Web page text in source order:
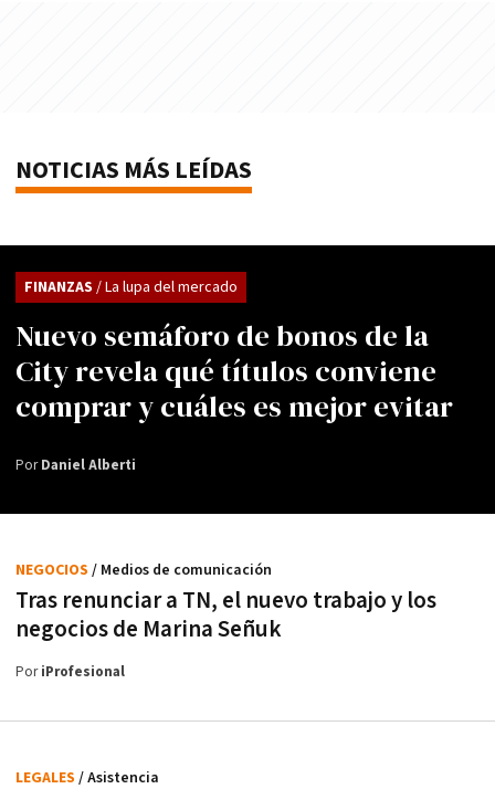
NOTICIAS MÁS LEÍDAS
Nuevo semáforo de bonos de la
City revela qué títulos conviene
comprar y cuáles es mejor evitar
FINANZAS / La lupa del mercado
PorDaniel Alberti
Tras renunciar a TN, el nuevo trabajo y los
negocios de Marina Señuk
NEGOCIOS / Medios de comunicación
PoriProfesional
LEGALES / Asistencia